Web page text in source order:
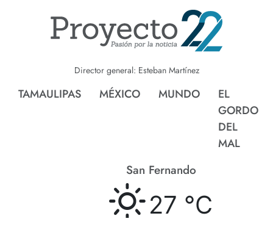
Director general: Esteban Martínez
TAMAULIPAS MÉXICO MUNDO
EL
GORDO
DEL
MAL
San Fernando
27 °C